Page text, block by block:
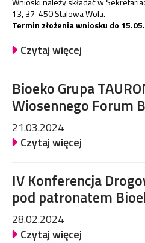
13, 37-450 Stalowa Wola.
Termin złożenia wniosku do
Czytaj więcej
Bioeko Grupa
Wiosennego Forum
21.03.2024
Czytaj więcej
IV Konferencja
pod patronatem
28.02.2024
Czytaj więcej